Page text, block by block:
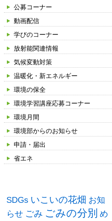
公募コーナー
動画配信
学びのコーナー
放射能関連情報
気候変動対策
温暖化・新エネルギー
環境の保全
環境学習講座応募コーナー
環境月間
環境部からのお知らせ
申請・届出
省エネ
SDGs いこいの花畑 お知
らせ ごみ ごみの分別 め